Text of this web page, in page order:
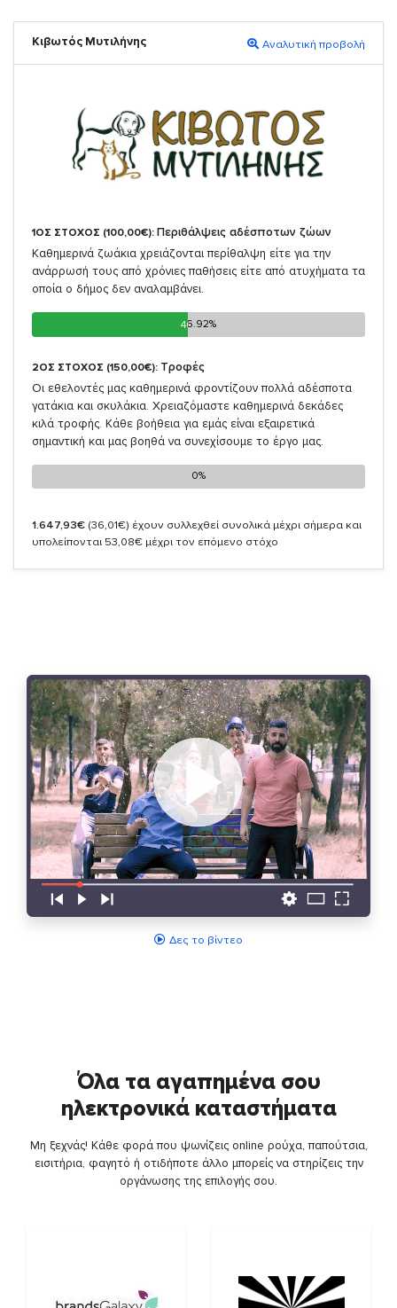
Κιβωτός Μυτιλήνης Αναλυτική προβολή
1ΟΣ ΣΤΟΧΟΣ (100,00€): Περιθάλψεις αδέσποτων ζώων
Καθημερινά ζωάκια χρειάζονται περίθαλψη είτε για την
ανάρρωσή τους από χρόνιες παθήσεις είτε από ατυχήματα τα
οποία ο δήμος δεν αναλαμβάνει.
46.92%
46.92%
2ΟΣ ΣΤΟΧΟΣ (150,00€): Τροφές
Οι εθελοντές μας καθημερινά φροντίζουν πολλά αδέσποτα
γατάκια και σκυλάκια. Χρειαζόμαστε καθημερινά δεκάδες
κιλά τροφής. Κάθε βοήθεια για εμάς είναι εξαιρετικά
σημαντική και μας βοηθά να συνεχίσουμε το έργο μας.
0%
0%
1.647,93€ (36,01€) έχουν συλλεχθεί συνολικά μέχρι σήμερα και
υπολείπονται 53,08€ μέχρι τον επόμενο στόχο
Δες το βίντεο
Όλα τα αγαπημένα σου
ηλεκτρονικά καταστήματα
Μη ξεχνάς! Κάθε φορά που ψωνίζεις online ρούχα, παπούτσια,
εισιτήρια, φαγητό ή οτιδήποτε άλλο μπορείς να στηρίζεις την
οργάνωσης της επιλογής σου.